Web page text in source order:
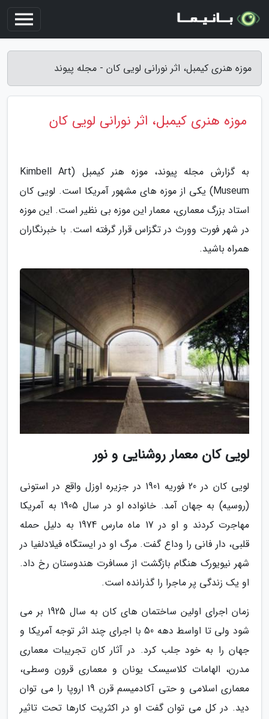
موزه هنری کیمبل، اثر نورانی لویی کان - مجله پیوند
موزه هنری کیمبل، اثر نورانی لویی کان
به گزارش مجله پیوند، موزه هنر کیمبل (Kimbell Art
Museum) یکی از موزه های مشهور آمریکا است. لویی کان
استاد بزرگ معماری، معمار این موزه بی نظیر است. این موزه
در شهر فورت وورث در تگزاس قرار گرفته است. با خبرنگاران
همراه باشید.
لویی کان معمار روشنایی و نور
لویی کان در 20 فوریه 1901 در جزیره اوزل واقع در استونی
(روسیه) به جهان آمد. خانواده او در سال 1905 به آمریکا
مهاجرت کردند و او در 17 ماه مارس 1974 به دلیل حمله
قلبی، دار فانی را وداع گفت. مرگ او در ایستگاه فیلادلفیا در
شهر نیویورک هنگام بازگشت از مسافرت هندوستان رخ داد.
او یک زندگی پر ماجرا را گذرانده است.
زمان اجرای اولین ساختمان های کان به سال 1925 بر می
شود ولی تا اواسط دهه 50 با اجرای چند اثر توجه آمریکا و
جهان را به خود جلب کرد. در آثار کان تجریبات معماری
مدرن، الهامات کلاسیسک یونان و معماری قرون وسطی،
معماری اسلامی و حتی آکادمیسم قرن 19 اروپا را می توان
دید. در کل می توان گفت او در اکثریت کارها تحت تاثیر